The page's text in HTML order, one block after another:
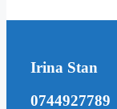
Irina Stan
0744927789